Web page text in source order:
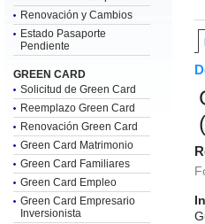
Renovación y Cambios
Estado Pasaporte
Pendiente
GREEN CARD
Solicitud de Green Card
Reemplazo Green Card
Renovación Green Card
Green Card Matrimonio
Green Card Familiares
Green Card Empleo
Green Card Empresario
Inversionista